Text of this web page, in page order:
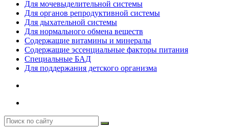
Для мочевыделительной системы
Для органов репродуктивной системы
Для дыхательной системы
Для нормального обмена веществ
Содержащие витамины и минералы
Содержащие эссенциальные факторы питания
Специальные БАД
Для поддержания детского организма